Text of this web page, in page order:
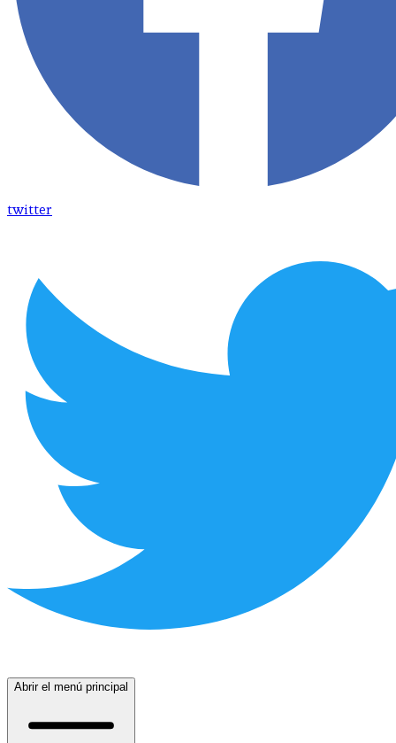
twitter
Abrir el menú principal